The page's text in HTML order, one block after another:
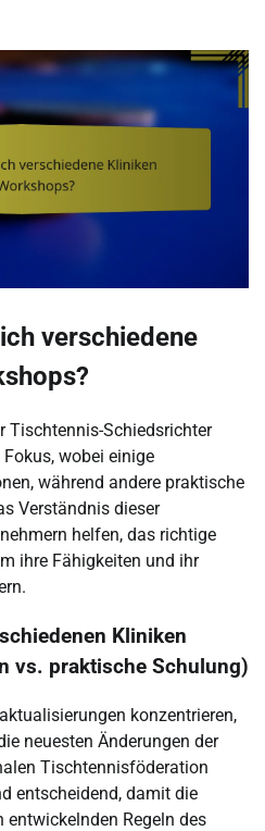
verschiedene
Tischtennis-Schiedsrichter
wobei einige
während andere praktische
Verständnis dieser
helfen, das richtige
ihre Fähigkeiten und ihr
Kliniken
vs. praktische Schulung)
konzentrieren,
neuesten Änderungen der
Tischtennisföderation
entscheidend, damit die
entwickelnden Regeln des